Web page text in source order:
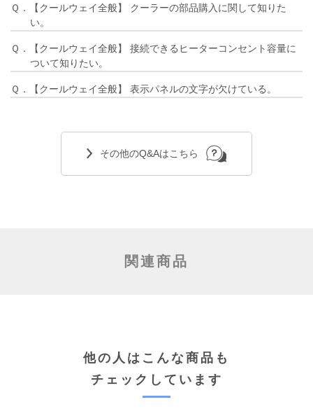
Ｑ．【クールウェイ全般】 クーラーの部品購入に関して知りた
い。
Ｑ．【クールウェイ全般】 接続できるヒーターコンセント容量に
ついて知りたい。
Ｑ．【クールウェイ全般】 表示パネルの文字が欠けている。
その他のQ&Aはこちら
関連商品
他の人はこんな商品も
チェックしています